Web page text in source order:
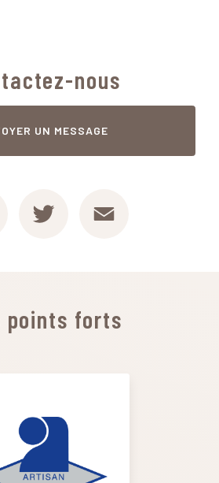
nous
UN MESSAGE
points forts